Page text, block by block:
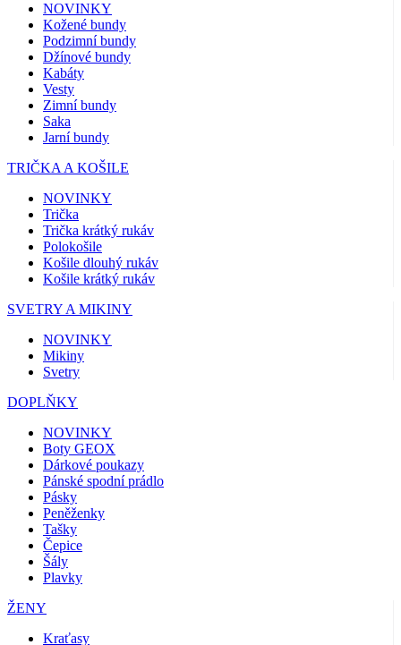
NOVINKY
Kožené bundy
Podzimní bundy
Džínové bundy
Kabáty
Vesty
Zimní bundy
Saka
Jarní bundy
TRIČKA A KOŠILE
NOVINKY
Trička
Trička krátký rukáv
Polokošile
Košile dlouhý rukáv
Košile krátký rukáv
SVETRY A MIKINY
NOVINKY
Mikiny
Svetry
DOPLŇKY
NOVINKY
Boty GEOX
Dárkové poukazy
Pánské spodní prádlo
Pásky
Peněženky
Tašky
Čepice
Šály
Plavky
ŽENY
Kraťasy